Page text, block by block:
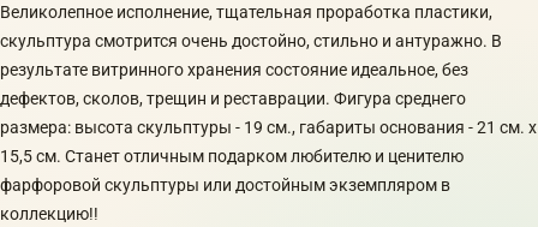
Великолепное исполнение, тщательная проработка пластики,
скульптура смотрится очень достойно, стильно и антуражно. В
результате витринного хранения состояние идеальное, без
дефектов, сколов, трещин и реставрации. Фигура среднего
размера: высота скульптуры - 19 см., габариты основания - 21 см. х
15,5 см. Станет отличным подарком любителю и ценителю
фарфоровой скульптуры или достойным экземпляром в
коллекцию!!